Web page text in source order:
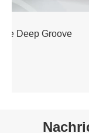
6004Rs